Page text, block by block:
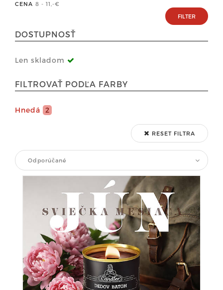
CENA 8 - 11 ,-€
DOSTUPNOSŤ
Len skladom
FILTROVAŤ PODĽA FARBY
Hnedá 2
RESET FILTRA
Odporúčané